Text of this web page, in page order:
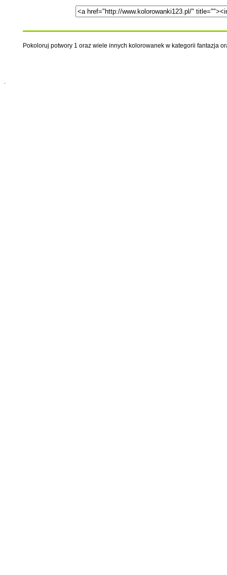
Pokoloruj potwory 1 oraz wiele innych kolorowanek w kategorii fantazja
.